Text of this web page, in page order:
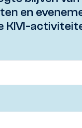
en
KIVI-